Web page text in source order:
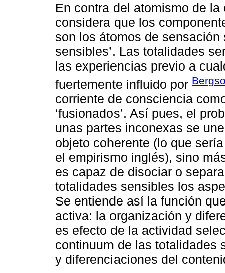
En contra del atomismo de
considera que los
son los átomos de sensación
sensibles’. Las totalidades
las experiencias previo a
fuertemente influido por
corriente de consciencia
‘fusionados’. Así pues, el
unas partes inconexas se
objeto coherente (lo que
el empirismo inglés), sino
es capaz de disociar o
totalidades sensibles los
Se entiende así la función
activa: la organización y
es efecto de la actividad
continuum de las totalidades
y diferenciaciones del